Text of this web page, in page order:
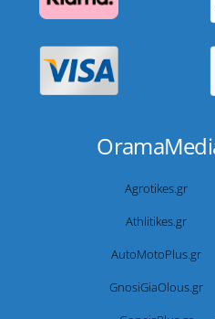
Agrotikes.gr
Athlitikes.gr
AutoMotoPlus.gr
GnosiGiaOlous.gr